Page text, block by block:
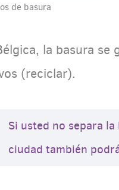
de basura
la basura
(reciclar).
Si usted no separa
ciudad también